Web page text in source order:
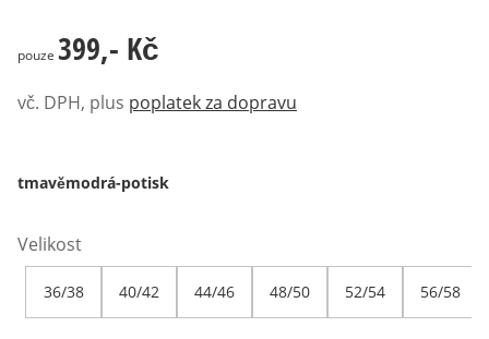
399,- Kč
pouze 399,- Kč
vč. DPH, plus poplatek za dopravu
tmavěmodrá-potisk
Velikost
36/38 40/42 44/46 48/50 52/54 56/58